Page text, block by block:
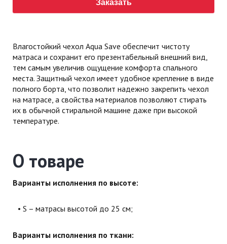
Заказать
Влагостойкий чехол Aqua Save обеспечит чистоту
матраса и сохранит его презентабельный внешний вид,
тем самым увеличив ощущение комфорта спального
места. Защитный чехол имеет удобное крепление в виде
полного борта, что позволит надежно закрепить чехол
на матрасе, а свойства материалов позволяют стирать
их в обычной стиральной машине даже при высокой
температуре.
О товаре
Варианты исполнения по высоте:
S – матрасы высотой до 25 см;
Варианты исполнения по ткани: